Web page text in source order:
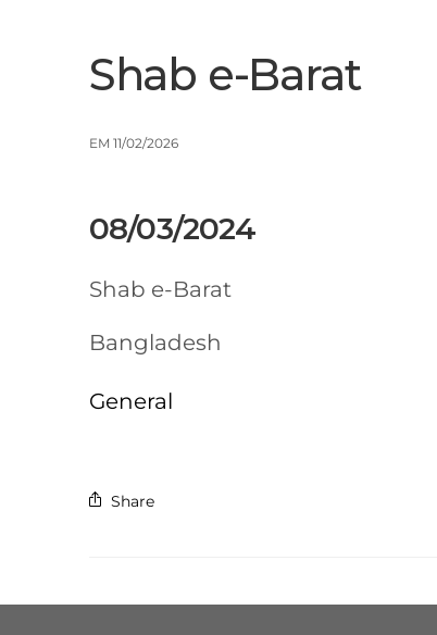
Shab e-Barat
EM 11/02/2026
08/03/2024
Shab e-Barat
Bangladesh
General
Share